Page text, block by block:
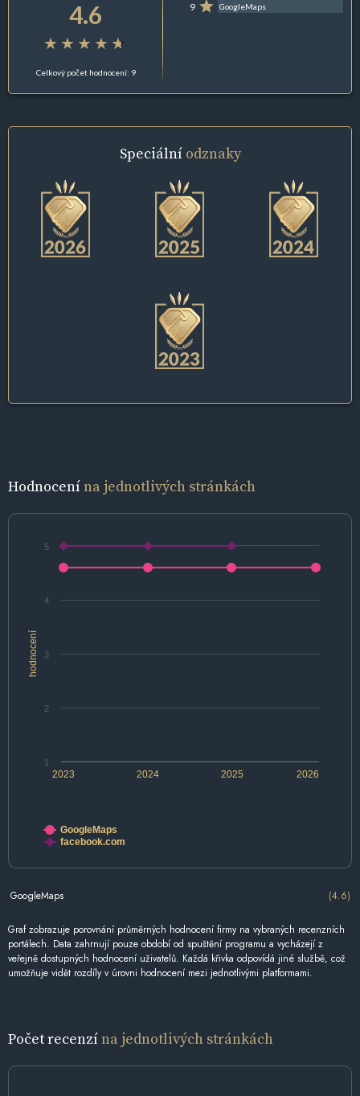
4.6
Celkový počet hodnocení: 9
9 GoogleMaps
Speciální odznaky
Hodnocenína jednotlivých stránkách
hodnocení
2024 2026
2023 2025
1
2
3
4
5
GoogleMaps
facebook.com
GoogleMaps (4.6)
Graf zobrazuje porovnání průměrných hodnocení firmy na vybraných recenzních
portálech. Data zahrnují pouze období od spuštění programu a vycházejí z
veřejně dostupných hodnocení uživatelů. Každá křivka odpovídá jiné službě, což
umožňuje vidět rozdíly v úrovni hodnocení mezi jednotlivými platformami.
Počet recenzína jednotlivých stránkách